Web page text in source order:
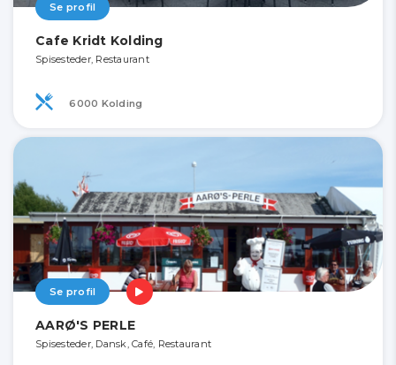
Se profil
Cafe Kridt Kolding
Spisesteder, Restaurant
6000 Kolding
Se profil
AARØ'S PERLE
Spisesteder, Dansk, Café, Restaurant